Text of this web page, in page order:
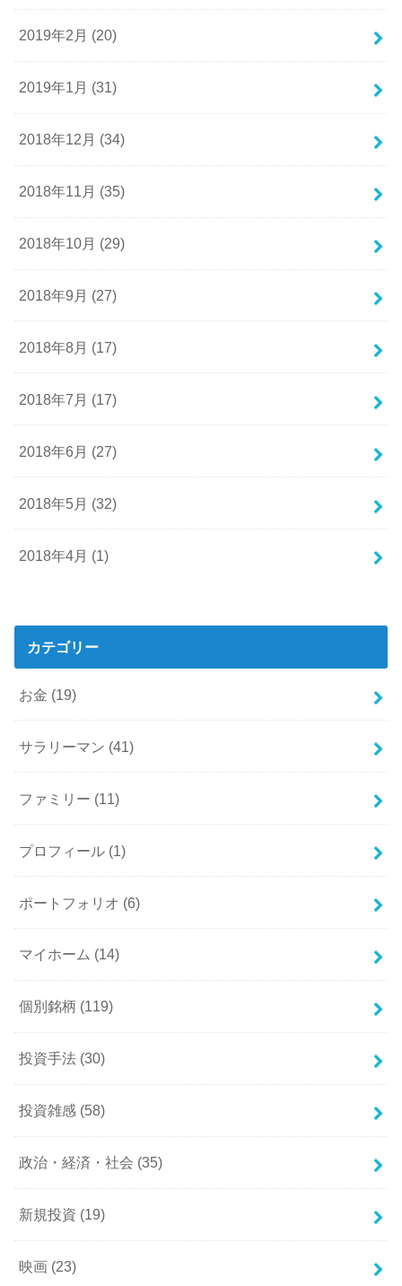
2019年2月 (20)
2019年1月 (31)
2018年12月 (34)
2018年11月 (35)
2018年10月 (29)
2018年9月 (27)
2018年8月 (17)
2018年7月 (17)
2018年6月 (27)
2018年5月 (32)
2018年4月 (1)
カテゴリー
お金 (19)
サラリーマン (41)
ファミリー (11)
プロフィール (1)
ポートフォリオ (6)
マイホーム (14)
個別銘柄 (119)
投資手法 (30)
投資雑感 (58)
政治・経済・社会 (35)
新規投資 (19)
映画 (23)